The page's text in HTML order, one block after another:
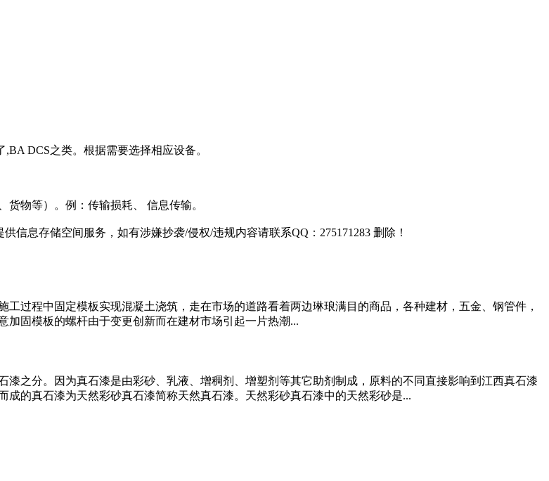
DCS之类。根据需要选择相应设备。
货物等）。例：传输损耗、 信息传输。
信息存储空间服务，如有涉嫌抄袭/侵权/违规内容请联系QQ：275171283 删除！
过程中固定模板实现混凝土浇筑，走在市场的道路看着两边琳琅满目的商品，各种建材，五金、钢管件，
固模板的螺杆由于变更创新而在建材市场引起一片热潮...
之分。因为真石漆是由彩砂、乳液、增稠剂、增塑剂等其它助剂制成，原料的不同直接影响到江西真石漆
的真石漆为天然彩砂真石漆简称天然真石漆。天然彩砂真石漆中的天然彩砂是...